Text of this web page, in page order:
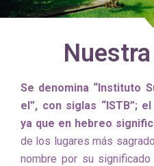
Se denomina “Instituto
el”, con siglas “ISTB”;
ya que en hebreo
de los lugares más
nombre por su